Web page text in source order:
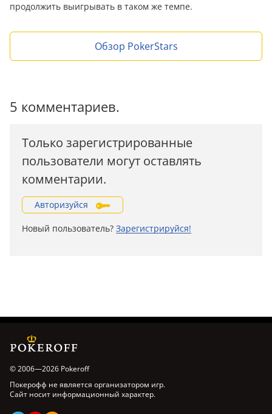
продолжить выигрывать в таком же темпе.
Обзор PokerStars
5 комментариев.
Только зарегистрированные
пользователи могут оставлять
комментарии.
Авторизуйся
Новый пользователь? Зарегистрируйся!
© 2006—2026 Pokeroff
Покерофф не является организатором игр.
Сайт носит информационный характер.